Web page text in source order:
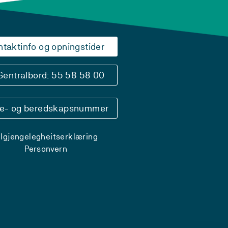
og opningstider
55 58 58 00
og beredskapsnummer
Personvern